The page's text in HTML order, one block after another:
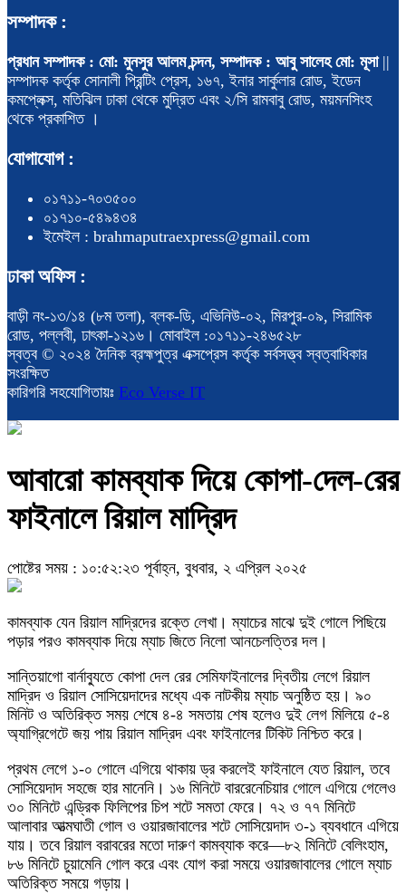
সম্পাদক :
প্রধান সম্পাদক : মো: মুনসুর আলম চন্দন, সম্পাদক : আবু সালেহ মো: মূসা||
সম্পাদক কর্তৃক সোনালী প্রিন্টিং প্রেস, ১৬৭, ইনার সার্কুলার রোড, ইডেন
কমপ্লেক্স, মতিঝিল ঢাকা থেকে মুদ্রিত এবং ২/সি রামবাবু রোড, ময়মনসিংহ
থেকে প্রকাশিত ।
যোগাযোগ :
০১৭১১-৭০৩৫০০
০১৭১০-৫৪৯৪৩৪
ইমেইল : brahmaputraexpress@gmail.com
ঢাকা অফিস :
বাড়ী নং-১৩/১৪ (৮ম তলা), ব্লক-ডি, এভিনিউ-০২, মিরপুর-০৯, সিরামিক
রোড, পল্লবী, ঢাৎকা-১২১৬। মোবাইল :০১৭১১-২৪৬৫২৮
স্বত্ব © ২০২৪ দৈনিক ব্রহ্মপুত্র এক্সপ্রেস কর্তৃক সর্বসত্ত্ব স্বত্বাধিকার
সংরক্ষিত
কারিগরি সহযোগিতায়ঃ Eco Verse IT
আবারো কামব্যাক দিয়ে কোপা-দেল-রের
ফাইনালে রিয়াল মাদ্রিদ
পোষ্টের সময় : ১০:৫২:২৩ পূর্বাহ্ন, বুধবার, ২ এপ্রিল ২০২৫
কামব্যাক যেন রিয়াল মাদ্রিদের রক্তে লেখা। ম্যাচের মাঝে দুই গোলে পিছিয়ে
পড়ার পরও কামব্যাক দিয়ে ম্যাচ জিতে নিলো আনচেলত্তির দল।
সান্তিয়াগো বার্নাব্যুতে কোপা দেল রের সেমিফাইনালের দ্বিতীয় লেগে রিয়াল
মাদ্রিদ ও রিয়াল সোসিয়েদাদের মধ্যে এক নাটকীয় ম্যাচ অনুষ্ঠিত হয়। ৯০
মিনিট ও অতিরিক্ত সময় শেষে ৪-৪ সমতায় শেষ হলেও দুই লেগ মিলিয়ে ৫-৪
অ্যাগ্রিগেটে জয় পায় রিয়াল মাদ্রিদ এবং ফাইনালের টিকিট নিশ্চিত করে।
প্রথম লেগে ১-০ গোলে এগিয়ে থাকায় ড্র করলেই ফাইনালে যেত রিয়াল, তবে
সোসিয়েদাদ সহজে হার মানেনি। ১৬ মিনিটে বাররেনেচিয়ার গোলে এগিয়ে গেলেও
৩০ মিনিটে এন্ড্রিক ফিলিপের চিপ শটে সমতা ফেরে। ৭২ ও ৭৭ মিনিটে
আলাবার আত্মঘাতী গোল ও ওয়ারজাবালের শটে সোসিয়েদাদ ৩-১ ব্যবধানে এগিয়ে
যায়। তবে রিয়াল বরাবরের মতো দারুণ কামব্যাক করে—৮২ মিনিটে বেলিংহাম,
৮৬ মিনিটে চুয়ামেনি গোল করে এবং যোগ করা সময়ে ওয়ারজাবালের গোলে ম্যাচ
অতিরিক্ত সময়ে গড়ায়।